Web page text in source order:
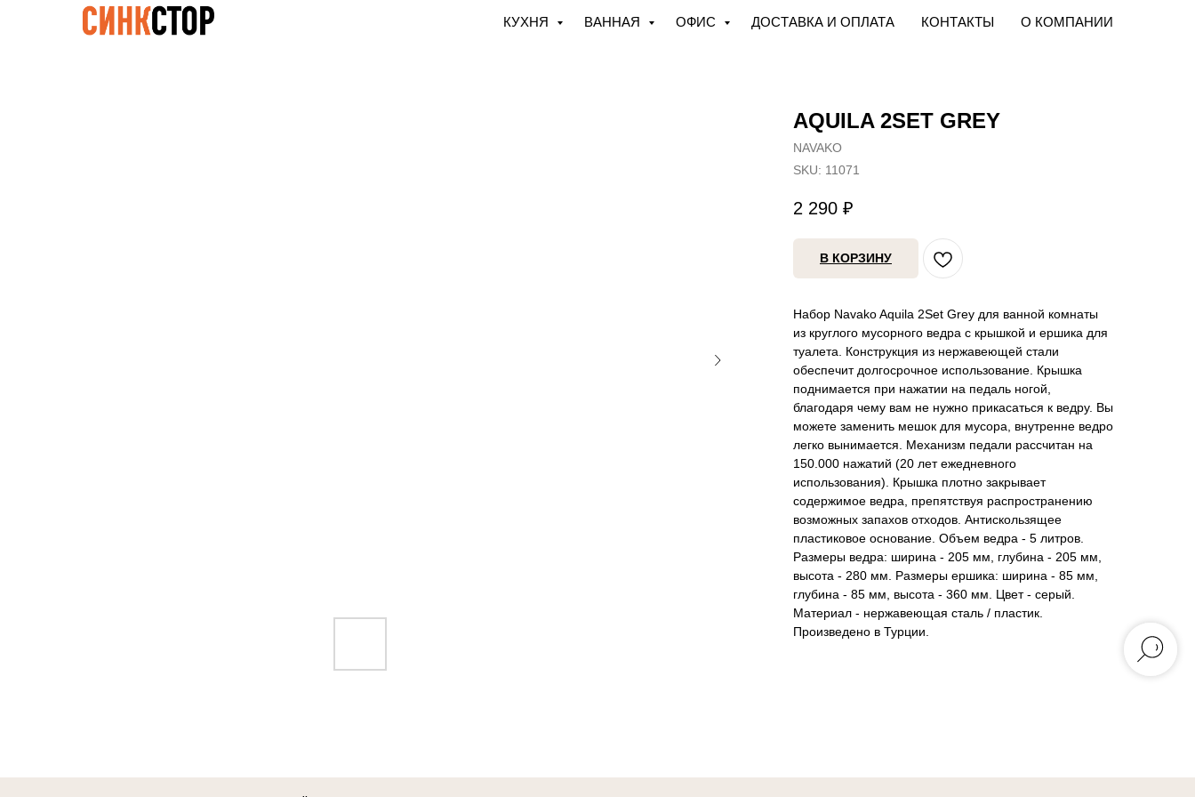
КУХНЯ ВАННАЯ ОФИС ДОСТАВКА И ОПЛАТА КОНТАКТЫ О КОМПАНИИ
AQUILA 2SET GREY
NAVAKO
SKU: 11071
2 290 ₽
В КОРЗИНУ
Набор Navako Aquila 2Set Grey для ванной комнаты
из круглого мусорного ведра с крышкой и ершика для
туалета. Конструкция из нержавеющей стали
обеспечит долгосрочное использование. Крышка
поднимается при нажатии на педаль ногой,
благодаря чему вам не нужно прикасаться к ведру. Вы
можете заменить мешок для мусора, внутренне ведро
легко вынимается. Механизм педали рассчитан на
150.000 нажатий (20 лет ежедневного
использования). Крышка плотно закрывает
содержимое ведра, препятствуя распространению
возможных запахов отходов. Антискользящее
пластиковое основание. Объем ведра - 5 литров.
Размеры ведра: ширина - 205 мм, глубина - 205 мм,
высота - 280 мм. Размеры ершика: ширина - 85 мм,
глубина - 85 мм, высота - 360 мм. Цвет - серый.
Материал - нержавеющая сталь / пластик.
Произведено в Турции.